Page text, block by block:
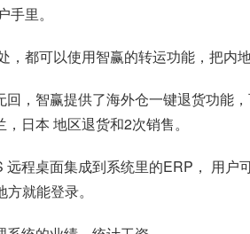
里。
都可以使用智赢的转运功能，把内
，智赢提供了海外仓一键退货功能
日本 地区退货和2次销售。
程桌面集成到系统里的ERP， 用
就能登录。